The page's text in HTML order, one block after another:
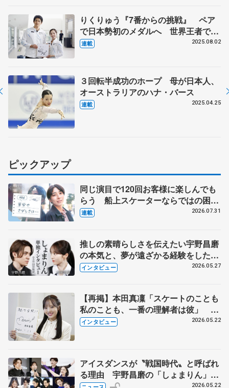
りくりゅう『7番からの挑戦』 ペア
で日本勢初のメダルへ 世界王者でも
「守りに入らず」【ミラノ・コルティ
連載 2025.08.02
３回転半成功のホープ 母が日本人、
オーストラリアのハナ・バース
連載 2025.04.25
ピックアップ
同じ演目で120回お客様に楽しんでも
らう 船上スケーターならではの困難
とは 影響あったPIW前キャプテン松
連載 2026.07.31
推しの素晴らしさを伝えたい宇野昌磨
の本気と、夢が遠ざかる経験をした本
田真凜の覚悟
インタビュー 2026.05.27
【再掲】本田真凜「スケートのことも
私のことも、一番の理解者は彼」 引
退時の単独インタビューで語った競技
インタビュー 2026.05.22
アイスダンスが〝戦国時代〟と呼ばれ
る理由 宇野昌磨の「しょまりん」ら
2026.05.22